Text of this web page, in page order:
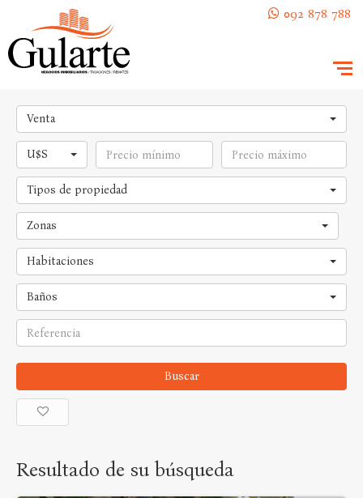
092 878 788
Venta
U$S
Tipos de propiedad
Zonas
Habitaciones
Baños
Buscar
Resultado de su búsqueda